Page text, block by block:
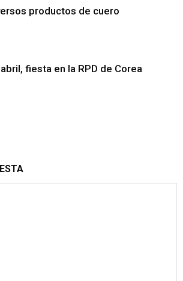
productos de cuero
fiesta en la RPD de Corea